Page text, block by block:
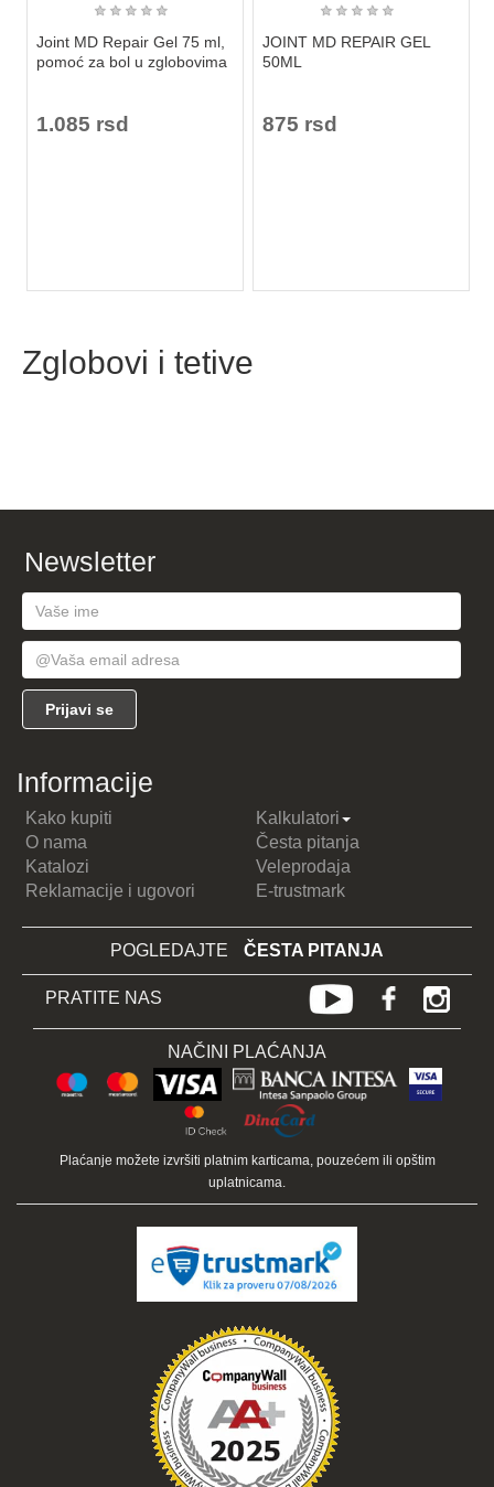
★ ★ ★ ★ ★
Joint MD Repair Gel 75 ml,
pomoć za bol u zglobovima
1.085 rsd
★ ★ ★ ★ ★
JOINT MD REPAIR GEL
50ML
875 rsd
Zglobovi i tetive
Newsletter
Informacije
Kako kupiti
Kalkulatori
O nama
Česta pitanja
Katalozi
Veleprodaja
Reklamacije i ugovori
E-trustmark
POGLEDAJTE ČESTA PITANJA
PRATITE NAS
NAČINI PLAĆANJA
Plaćanje možete izvršiti platnim karticama, pouzećem ili opštim
uplatnicama.